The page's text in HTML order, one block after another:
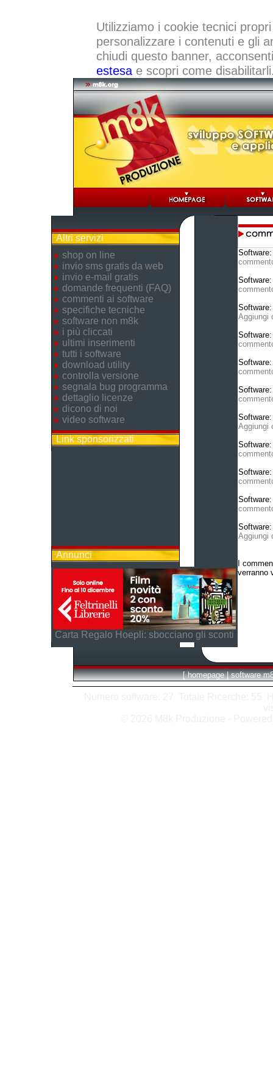
Utilizziamo i cookie tecnici
personalizzare i contenuti e gli
chiudi questo banner,
estesae scopri come
Altri servizi
shop on line
invio sms gratis da web
invio e-mail gratis
domande frequenti (FAQ)
commenti ai software
specifiche tecniche
software non m8k
i più cliccati
ultimi inserimenti
tutti i software
download utility
controlla versione
segnala bug programma
dettaglio licenze
dicono di noi
video software
Link sponsorizzati
Annunci
Carta Regalo Hoepli: sbocciano gli sconti
Aggiungi
Aggiungi
Aggiungi
I
verranno
[ homepage | software